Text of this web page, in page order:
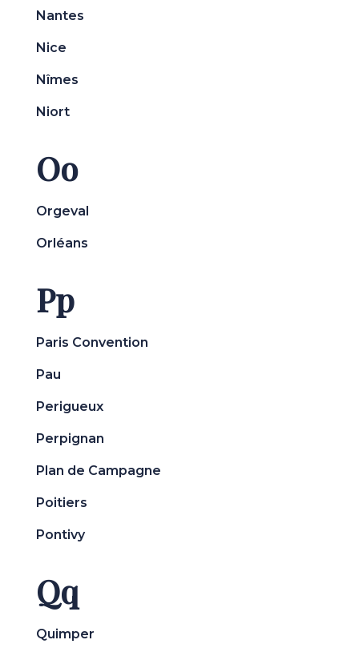
Nantes
Nice
Nîmes
Niort
Oo
Orgeval
Orléans
Pp
Paris Convention
Pau
Perigueux
Perpignan
Plan de Campagne
Poitiers
Pontivy
Qq
Quimper